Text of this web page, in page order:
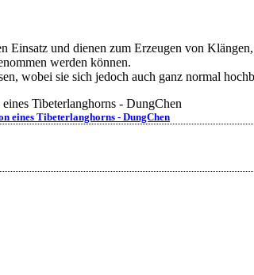
und dienen zum Erzeugen von
werden können.
wobei sie sich jedoch auch ganz normal
Tibeterlanghorns - DungChen
eines Tibeterlanghorns - DungChen